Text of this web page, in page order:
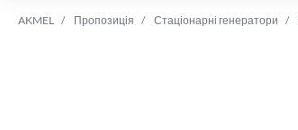
AKMEL Пропозиція Стаціонарні генератори